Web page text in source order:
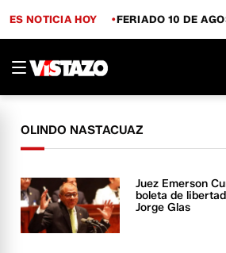
ES NOTICIA HOY FERIADO 10 DE
OLINDO NASTACUAZ
Juez Emerson
boleta de
Jorge Glas